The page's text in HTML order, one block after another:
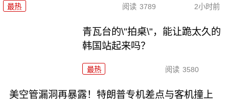
最热 阅读 3789 2小时前
青瓦台的\"拍桌\"，能让跪太久的
韩国站起来吗？
最热 阅读 3580
美空管漏洞再暴露！特朗普专机差点与客机撞上